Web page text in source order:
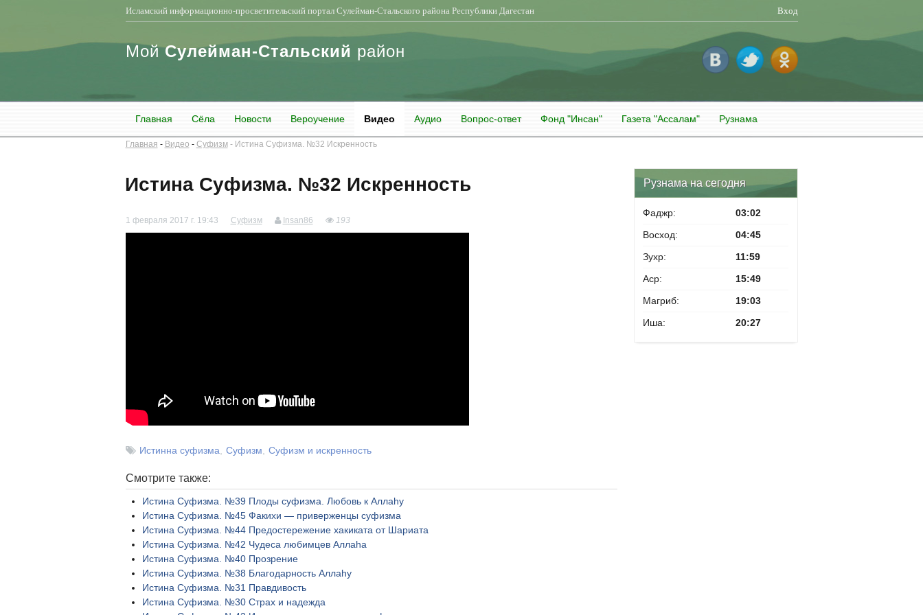
Исламский информационно-просветительский портал Сулейман-Стальского района Республики Дагестан Вход
МойСулейман-Стальский район
Главная Сёла Новости Вероучение Видео Аудио Вопрос-ответ Фонд "Инсан" Газета "Ассалам" Рузнама
Главная Видео Суфизм Истина Суфизма. №32 Искренность
Истина Суфизма. №32 Искренность
1 февраля 2017 г. 19:43 Суфизм Insan86 193
Истинна суфизма Суфизм Суфизм и искренность
Смотрите также:
Истина Суфизма. №39 Плоды суфизма. Любовь к Аллаhу
Истина Суфизма. №45 Факихи — приверженцы суфизма
Истина Суфизма. №44 Предостережение хакиката от Шариата
Истина Суфизма. №42 Чудеса любимцев Аллаhа
Истина Суфизма. №40 Прозрение
Истина Суфизма. №38 Благодарность Аллаhу
Истина Суфизма. №31 Правдивость
Истина Суфизма. №30 Страх и надежда
Рузнама на сегодня
Фаджр:
03:02
Восход:
04:45
Зухр:
11:59
Аср:
15:49
Магриб:
19:03
Иша:
20:27